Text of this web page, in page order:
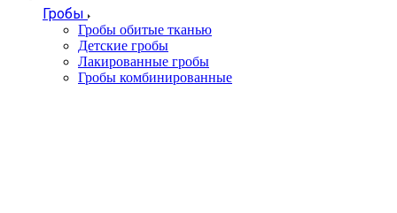
Гробы
Гробы обитые тканью
Детские гробы
Лакированные гробы
Гробы комбинированные